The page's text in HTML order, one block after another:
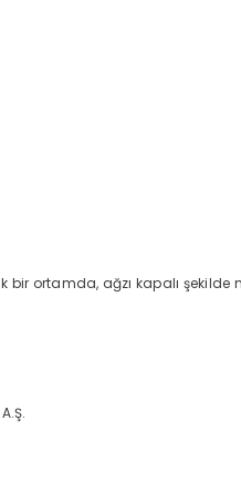
bir ortamda, ağzı kapalı